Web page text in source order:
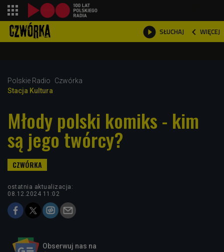
 SŁUCHAJ  WIĘCEJ

Polskie Radio
Czwórka
Stacja Kultura
Młody polski komiks - kim
są jego twórcy?
ostatnia aktualizacja:
08.12.2024 11:02
Obserwuj nas na